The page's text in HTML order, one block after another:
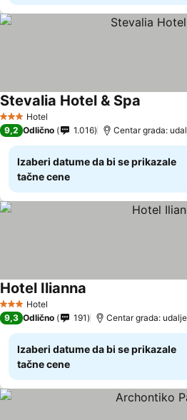
3 Zvezdice
Hotel
Stevalia Hotel & Spa
9,2 Odlično 1.016 Centar grada:
Izaberi datume da bi se prikazale
tačne cene
3 Zvezdice
Hotel
Hotel Ilianna
9,3 Odlično 191 Centar grada:
Izaberi datume da bi se prikazale
tačne cene